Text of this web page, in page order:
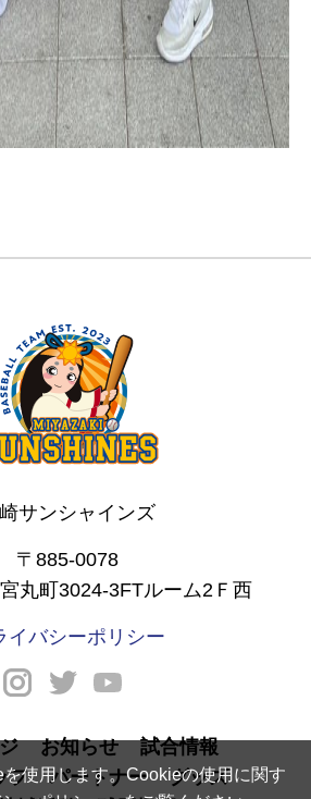
使用します。Cookieの使用に関す
サンシャインズ
〒885-0078
丸町3024-3FTルーム2Ｆ西
イバシーポリシー
お知らせ
試合情報
フ
パートナー
グッズ